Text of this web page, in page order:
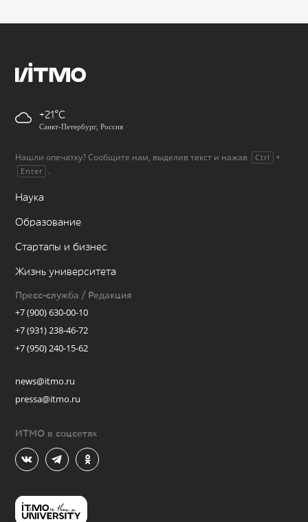
+21
Санкт-Петербург, Россия
Нашли опечатку? Сообщите нам, выделив текст и нажав Ctrl +
Enter .
Наука
Образование
Стартапы и бизнес
Жизнь университета
Пресс-служба / Редакция
+7 (900) 630-00-10
+7 (931) 238-46-72
+7 (950) 240-15-62
news@itmo.ru
pressa@itmo.ru
ИТМО в соцсетях